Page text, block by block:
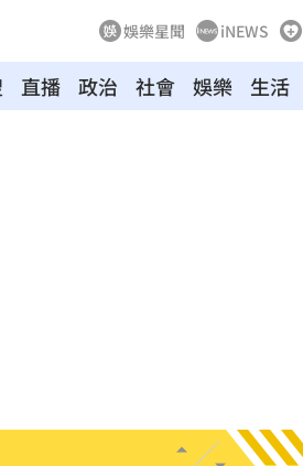
娛樂星聞 iNEWS
直播 政治 社會 娛樂 生活